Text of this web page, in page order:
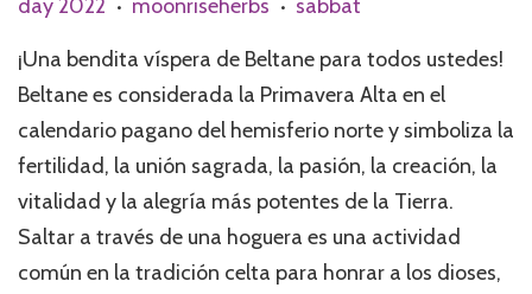
day 2022
• moonriseherbs • sabbat
¡Una bendita víspera de Beltane para todos ustedes!
Beltane es considerada la Primavera Alta en el
calendario pagano del hemisferio norte y simboliza la
fertilidad, la unión sagrada, la pasión, la creación, la
vitalidad y la alegría más potentes de la Tierra.
Saltar a través de una hoguera es una actividad
común en la tradición celta para honrar a los dioses,